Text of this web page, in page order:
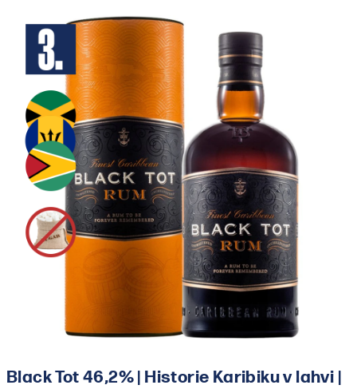
Black Tot 46,2% | Historie Karibiku v lahvi |